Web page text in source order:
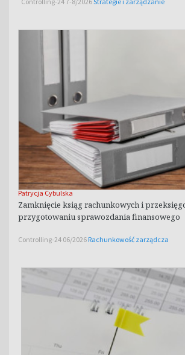
Patrycja Cybulska
Zamknięcie ksiąg rachunkowych i
przygotowaniu sprawozdania finansowego
Controlling-24 06/2026 Rachunkowość zarządcza